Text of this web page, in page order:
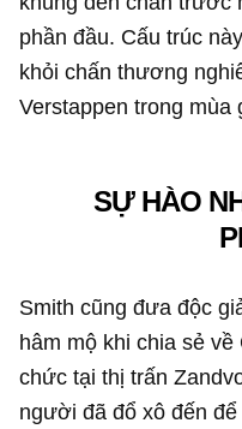
phần đầu. Cấu trúc
khỏi chấn thương
Verstappen trong mùa
SỰ HÀO
Smith cũng đưa độc
hâm mộ khi chia sẻ
chức tại thị trấn
người đã đổ xô đến